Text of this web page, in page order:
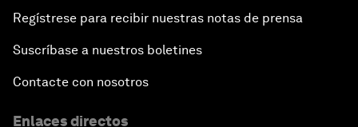
Regístrese para recibir nuestras notas de prensa
Suscríbase a nuestros boletines
Contacte con nosotros
Enlaces directos